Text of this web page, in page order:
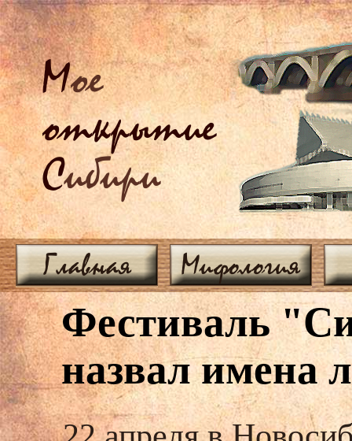
Мое
открытие
Сибири
Главная Мифология
Фестиваль
назвал имена